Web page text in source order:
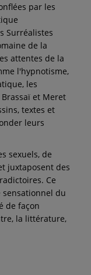
par les
Surréalistes
de la
attentes de la
l'hypnotisme,
les
et Meret
textes et
leurs
sexuels, de
juxtaposent des
Ce
du
de façon
la littérature,